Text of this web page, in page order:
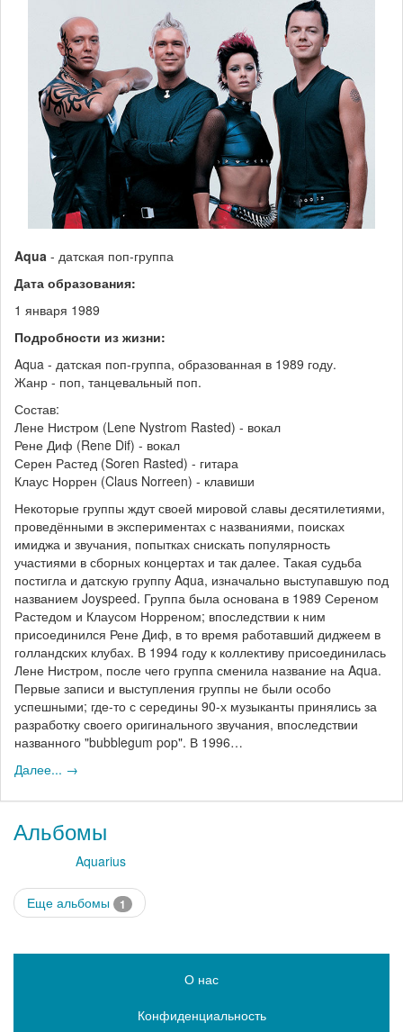
Aqua - датская поп-группа
Дата образования:
1 января 1989
Подробности из жизни:
Aqua - датская поп-группа, образованная в 1989 году.
Жанр - поп, танцевальный поп.
Состав:
Лене Нистром (Lene Nystrom Rasted) - вокал
Рене Диф (Rene Dif) - вокал
Серен Растед (Soren Rasted) - гитара
Клаус Норрен (Claus Norreen) - клавиши
Некоторые группы ждут своей мировой славы десятилетиями,
проведёнными в экспериментах с названиями, поисках
имиджа и звучания, попытках снискать популярность
участиями в сборных концертах и так далее. Такая судьба
постигла и датскую группу Aqua, изначально выступавшую под
названием Joyspeed. Группа была основана в 1989 Сереном
Растедом и Клаусом Норреном; впоследствии к ним
присоединился Рене Диф, в то время работавший диджеем в
голландских клубах. В 1994 году к коллективу присоединилась
Лене Нистром, после чего группа сменила название на Aqua.
Первые записи и выступления группы не были особо
успешными; где-то с середины 90-х музыканты принялись за
разработку своего оригинального звучания, впоследствии
названного "bubblegum pop". В 1996…
Далее... →
Альбомы
Aquarius
Еще альбомы 1
О нас
Конфиденциальность